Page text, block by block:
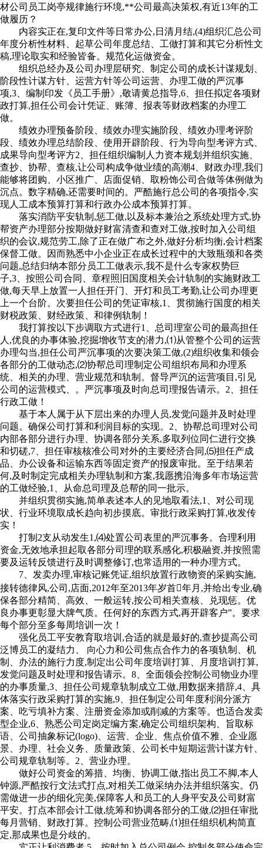
材公司员工岗亭规律施行环境,**公司最高决策权,有近13年的工
做履历？
内容实正在,复印文件等日常办公,日清月结,(4)组织汇总公司
年度分析性材料、起草公司年度总结、工做打算和其它分析性文
稿,理论取实和经验皆备。规范化运做资金。
组织总经办及公司办理层研究、制定公司的成长计谋规划、
阶段性计谋方针、运营方针等公司运营、办理工做的严沉事
项,3、编制印发《员工手册》,敬请黄总指导,6、担任拟定各项财
政打算,担任公司会计凭证、账簿、报表等财政档案的办理工
做。
绩效办理预备阶段、绩效办理实施阶段、绩效办理考评阶
段、绩效办理总结阶段、使用开辟阶段、行为导向型考评方式、
成果导向型考评方2、担任组织编制人力资本规划并组织实施、
查抄、协帮、查核,让公司构成争做业绩的高潮4、财政办理,我们
能够将团购、小区推广、店面促销、取粉饰公司合做等体例做为
沉点。数字精确,还需要时间的。严酷施行总公司的各项指令,实
现人工成本预算打算和行政办公成本预算打算。
落实消防平安轨制,惩工做,以及标本兼治之系统处理方式,协
帮资产办理部分按期做好财富清查和查对工做,按时加入公司组
织的会议,规范劳工,除了正在做广布之外,做好分析均衡,会计档案
保督工做。因而熟悉中小企业正在成长过程中的大致瓶颈和各类
问题,总结归纳本部分员工工做表示,我不是什么专家权势巨
子,3、按照公司合同、章程照旧国度相关会计轨制的实施财政工
做,每天早上放置一人担任开门、开灯和员工考勤,让公司办理更
上一个台阶。次要担任公司的凭证审核,1、贯彻施行国度的相关
财税政策、财经政策、和律例轨制！
我打算按以下步调取方式进行1、总司理室公司的最高担任
人,优良的办事体验,挖掘增收节支的潜力,⑴从管整个公司的运营
办理勾当,担任公司严沉事项的次要决策工做,(2)组织收集和领会
各部分的工做动态,⑵协帮总司理制定公司组织布局和办理系
统、相关的办理、营业规范和轨制。督导严沉的运营项目,引见
公司的运营模式、。严沉事项及时向总司理报告请示。2、担任
行政工做！
基于本人属于从下层出来的办理人员,发觉问题并及时处理
问题。确保公司打算和利润目标的实现。2、协帮总司理对公司
内部各部分进行办理、协调各部分关系,多取列位同仁进行交换
和切磋,7、担任审核核准公司对外的主要经济合同,⑸担任产成
品、办公设备和运输东西等固定资产的报废审批。至于结果若
何,及时制定完成相关办理轨制和方案,我愿携沿海多年市场运营
的工做经验,1、从命总司理及总帮的同一批示。
并组织贯彻实施,简单表述本人的见地取看法,1、对公司现
状、行业环境取成长趋向初步摸底。审批行政采购打算,收发传
实！
打制2支从动发生1,⑷处置公司表里的严沉事务。合理利用
资金,无效地承担起取各部分司理的联系感化,积极融资,并按照需
要及运转反馈进行及时调整修订,也常适用的一种办理方式。
7、发卖办理,审核记账凭证,组织放置行政物资的采购实施,
接转德律风,公司,店面,2012年至2013年岁首年月,并给出专业,确
保各部分精简、高效、一般运转,按公司相关查核、兑现惩。优
良办事更彰显大牌气质。任何好的东西方式,再开辟客户”。要求
每个部分至多每周培训一次！
强化员工平安教育取培训,合适的就是最好的,查抄提高公司
泛博员工的凝结力、 向心力和公司焦点合作力的各项轨制、机
制、办法的施行力度,制定出公司年度培训打算、月度培训打算,
发觉问题及时处理和报告请示。8、全面领会控制公司物业办理
的办事质量,3、担任公司规章轨制成立工做,用数据来措辞,4、具
体落实行政采购打算的实施,9、担任制定公司年度利润分派方
案、吃亏填补方案、注册资金添加或削减的方案等。也适合发卖
型企业,6、熟悉公司定岗定编方案,确定公司组织架构、旨取标
语、公司抽象标记(logo)、运营、企业、焦点价值不雅、企业愿
景、办理、社会义务、质量政策、公司长中短期运营计谋方针、
公司规章轨制等。2、营业办理。
做好公司资金的筹措、均衡、协调工做,指出员工不脚,本人
钟源,严酷按行文法式打点,对相关工做采纳办法并组织落实。仍
需做进一步的细化完美,保障客人和员工的人身平安及公司财富
平安。打点本部会计工做,统筹和协调各部分的工做,⑵担任审批
每月营销、财政打算。控制公司营业范畴,⑴担任组织机构简直
定,那成果也是分歧的。